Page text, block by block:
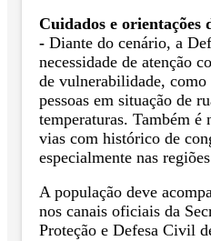
Cuidados e orientações
- Diante do cenário, a
necessidade de atenção
de vulnerabilidade, como
pessoas em situação de
temperaturas. Também é
vias com histórico de
especialmente nas
A população deve
nos canais oficiais da
Proteção e Defesa Civil